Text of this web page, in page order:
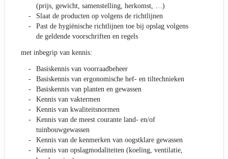
(prijs, gewicht, samenstelling, herkomst, …)
Slaat de producten op volgens de richtlijnen
Past de hygiënische richtlijnen toe bij opslag volgens
de geldende voorschriften en regels
met inbegrip van kennis:
Basiskennis van voorraadbeheer
Basiskennis van ergonomische hef- en tiltechnieken
Basiskennis van planten en gewassen
Kennis van vaktermen
Kennis van kwaliteitsnormen
Kennis van de meest courante land- en/of
tuinbouwgewassen
Kennis van de kenmerken van oogstklare gewassen
Kennis van opslagmodaliteiten (koeling, ventilatie,